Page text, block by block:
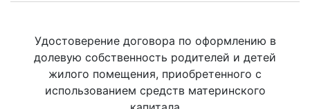
Удостоверение договора по оформлению в
долевую собственность родителей и детей
жилого помещения, приобретенного с
использованием средств материнского